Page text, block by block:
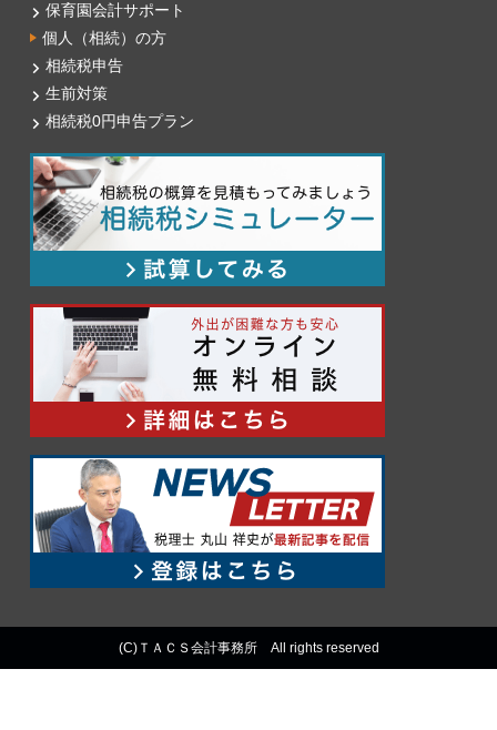
保育園会計サポート
個人（相続）の方
相続税申告
生前対策
相続税0円申告プラン
(C)ＴＡＣＳ会計事務所 All rights reserved